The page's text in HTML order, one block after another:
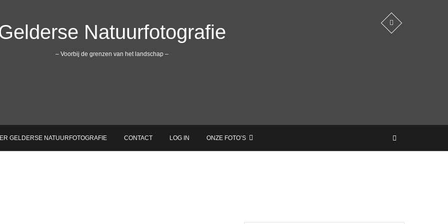
Natuurfotografie
– Voorbij de grenzen van het landschap –
GELDERSE NATUURFOTOGRAFIE CONTACT LOG IN ONZE FOTO’S